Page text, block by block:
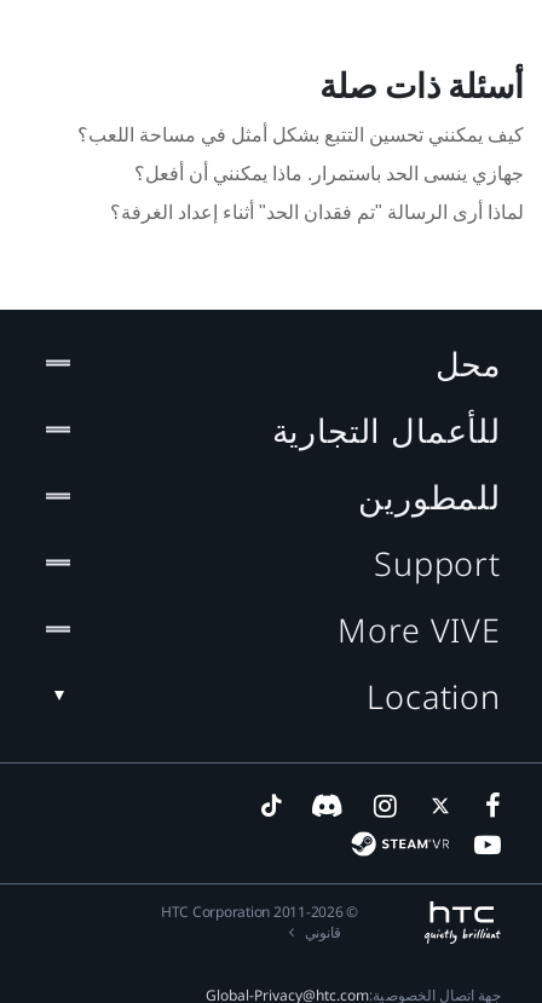
أسئلة ذات صلة
كيف يمكنني تحسين التتبع بشكل أمثل في مساحة اللعب؟
جهازي ينسى الحد باستمرار. ماذا يمكنني أن أفعل؟
لماذا أرى الرسالة "تم فقدان الحد" أثناء إعداد الغرفة؟
محل
للأعمال التجارية
للمطورين
Support
More VIVE
Location
© 2011-2026 HTC Corporation
قانوني
جهة اتصال الخصوصية:Global-Privacy@htc.com